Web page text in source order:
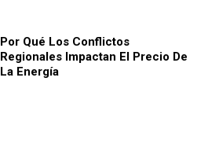
Por Qué Los Conflictos
Regionales Impactan El Precio De
La Energía